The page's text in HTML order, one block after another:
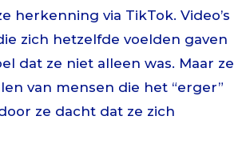
herkenning via TikTok. Video’s
zich hetzelfde voelden gaven
dat ze niet alleen was. Maar ze
van mensen die het “erger”
ze dacht dat ze zich